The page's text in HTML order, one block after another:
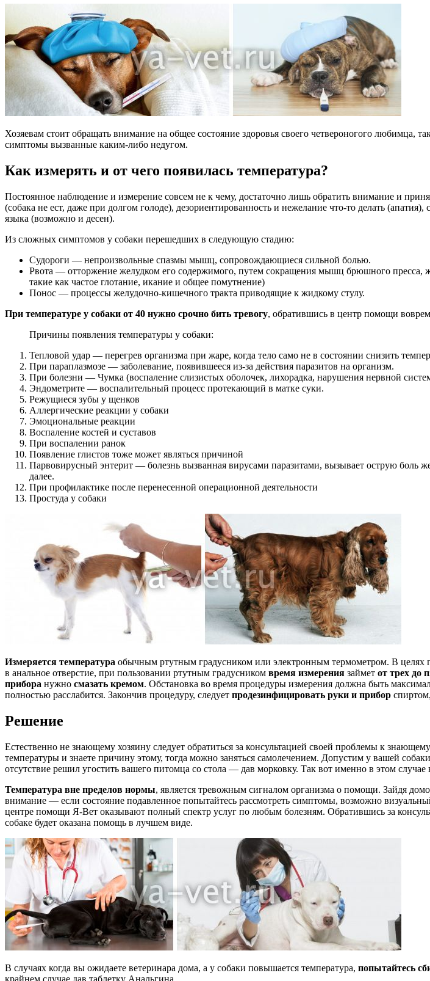
Хозяевам стоит обращать внимание на общее состояние здоровья своего четвероногого любимца,
симптомы вызванные каким-либо недугом.
Как измерять и от чего появилась температура?
Постоянное наблюдение и измерение совсем не к чему, достаточно лишь обратить внимание и
(собака не ест, даже при долгом голоде), дезориентированность и нежелание что-то делать
языка (возможно и десен).
Из сложных симптомов у собаки перешедших в следующую стадию:
Судороги — непроизвольные спазмы мышц, сопровождающиеся сильной болью.
Рвота — отторжение желудком его содержимого, путем сокращения мышц брюшного пресса,
такие как частое глотание, икание и общее помутнение)
Понос — процессы желудочно-кишечного тракта приводящие к жидкому стулу.
При температуре у собаки от 40 нужно срочно бить тревогу, обратившись в центр помощи
Причины появления температуры у собаки:
Тепловой удар — перегрев организма при жаре, когда тело само не в состоянии снизить
При параплазмозе — заболевание, появившееся из-за действия паразитов на организм.
При болезни — Чумка (воспаление слизистых оболочек, лихорадка, нарушения нервной
Эндометрите — воспалительный процесс протекающий в матке суки.
Режущиеся зубы у щенков
Аллергические реакции у собаки
Эмоциональные реакции
Воспаление костей и суставов
При воспалении ранок
Появление глистов тоже может являться причиной
Парвовирусный энтерит — болезнь вызванная вирусами паразитами, вызывает острую боль
далее.
При профилактике после перенесенной операционной деятельности
Простуда у собаки
Измеряется температура обычным ртутным градусником или электронным термометром. В целях
в анальное отверстие, при пользовании ртутным градусником время измерения займет от трех до
прибора нужно смазать кремом. Обстановка во время процедуры измерения должна быть
полностью расслабится. Закончив процедуру, следует продезинфицировать руки и прибор
Решение
Естественно не знающему хозяину следует обратиться за консультацией своей проблемы к
температуры и знаете причину этому, тогда можно заняться самолечением. Допустим у вашей
отсутствие решил угостить вашего питомца со стола — дав морковку. Так вот именно в этом
Температура вне пределов нормы, является тревожным сигналом организма о помощи. Зайдя
внимание — если состояние подавленное попытайтесь рассмотреть симптомы, возможно
центре помощи Я-Вет оказывают полный спектр услуг по любым болезням. Обратившись за
собаке будет оказана помощь в лучшем виде.
В случаях когда вы ожидаете ветеринара дома, а у собаки повышается температура, попытайтесь
крайнем случае дав таблетку Анальгина.